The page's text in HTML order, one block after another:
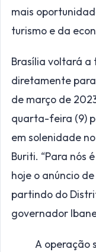
mais
turismo e da
Brasília voltará a
diretamente
de março de
quarta-feira (9)
em solenidade
Buriti. “Para nós
hoje o anúncio
partindo do
governador
A operação